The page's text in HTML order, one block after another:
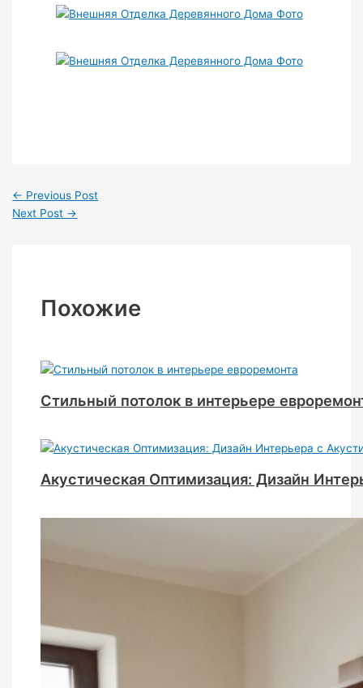
← Previous Post
Next Post →
Похожие
Стильный потолок в интерьере
Акустическая Оптимизация: Дизайн